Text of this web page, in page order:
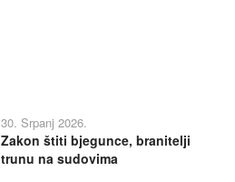
30. Srpanj 2026.
Zakon štiti bjegunce, branitelji
trunu na sudovima